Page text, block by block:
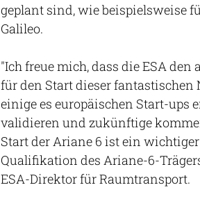
geplant sind, wie beispielsweise
Galileo.
"Ich freue mich, dass die ESA
für den Start dieser
einige es europäischen Start-ups
validieren und zukünftige
Start der Ariane 6 ist ein
Qualifikation des Ariane-6-
ESA-Direktor für Raumtransport.